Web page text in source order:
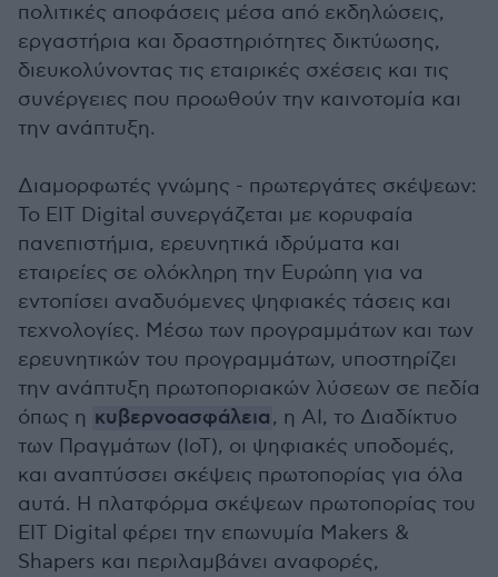
πολιτικές αποφάσεις μέσα από εκδηλώσεις,
εργαστήρια και δραστηριότητες δικτύωσης,
διευκολύνοντας τις εταιρικές σχέσεις και τις
συνέργειες που προωθούν την καινοτομία και
την ανάπτυξη.
Διαμορφωτές γνώμης - πρωτεργάτες σκέψεων:
Το EIT Digital συνεργάζεται με κορυφαία
πανεπιστήμια, ερευνητικά ιδρύματα και
εταιρείες σε ολόκληρη την Ευρώπη για να
εντοπίσει αναδυόμενες ψηφιακές τάσεις και
τεχνολογίες. Μέσω των προγραμμάτων και των
ερευνητικών του προγραμμάτων, υποστηρίζει
την ανάπτυξη πρωτοποριακών λύσεων σε πεδία
όπως η κυβερνοασφάλεια, η ΑΙ, το Διαδίκτυο
των Πραγμάτων (IoT), οι ψηφιακές υποδομές,
και αναπτύσσει σκέψεις πρωτοπορίας για όλα
αυτά. Η πλατφόρμα σκέψεων πρωτοπορίας του
EIT Digital φέρει την επωνυμία Makers &
Shapers και περιλαμβάνει αναφορές,